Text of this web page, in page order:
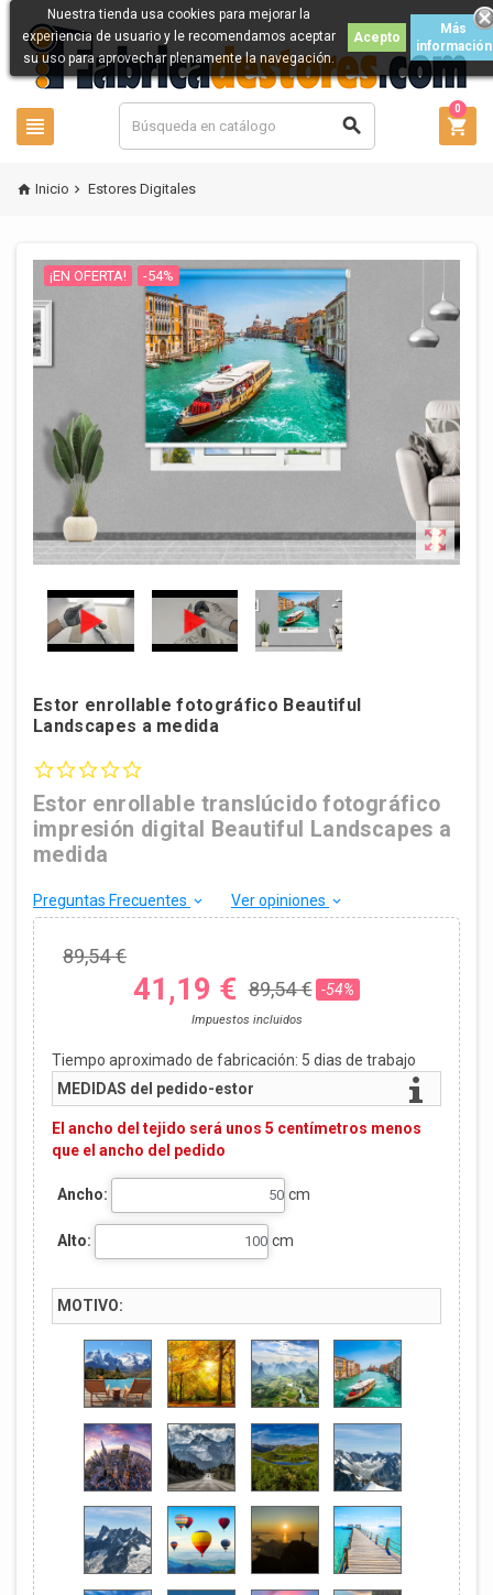
  
0
Nuestra tienda usa cookies para mejorar la
experiencia de usuario y le recomendamos aceptar
su uso para aprovechar plenamente la navegación.
Acepto
Más
información
 Inicio  Estores Digitales

¡EN OFERTA! -54%
Estor enrollable fotográfico Beautiful
Landscapes a medida
Estor enrollable translúcido fotográfico
impresión digital Beautiful Landscapes a
medida
Preguntas Frecuentes keyboard_arrow_down Ver opiniones keyboard_arrow_down
89,54 €
41,19 € 89,54 € -54%
Impuestos incluidos
Tiempo aproximado de fabricación: 5 dias de trabajo
MEDIDAS del pedido-estor
El ancho del tejido será unos 5 centímetros menos
que el ancho del pedido
Ancho: cm
Alto: cm
MOTIVO: